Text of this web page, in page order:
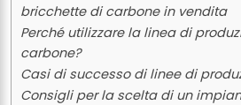
bricchette di carbone in vendita
Perché utilizzare la linea di
carbone?
Casi di successo di linee di
Consigli per la scelta di un